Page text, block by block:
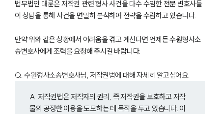
법무법인 대륜은 저작권 관련 형사 사건을 다수 수임한 전문 변호사들
이 상담을 통해 사건을 면밀히 분석하여 전략을 수립하고 있습니다.
만약 위와 같은 상황에서 어려움을 겪고 계신다면 언제든 수원형사소
송변호사에게 조력을 요청해 주시길 바랍니다.
Q. 수원형사소송변호사님, 저작권법에 대해 자세히 알고싶어요.
A. 저작권법은 저작자의 권리, 즉 저작권을 보호하고 저작
물의 공정한 이용을 도모하는 데 목적을 두고 있습니다. 이